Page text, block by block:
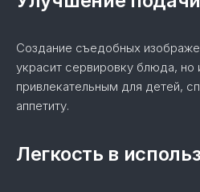
Создание съедобных
украсит сервировку блюда, но
привлекательным для детей,
аппетиту.
Легкость в